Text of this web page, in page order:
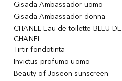
Gisada Ambassador uomo
Gisada Ambassador donna
CHANEL Eau de toilette BLEU DE
CHANEL
Tirtir fondotinta
Invictus profumo uomo
Beauty of Joseon sunscreen